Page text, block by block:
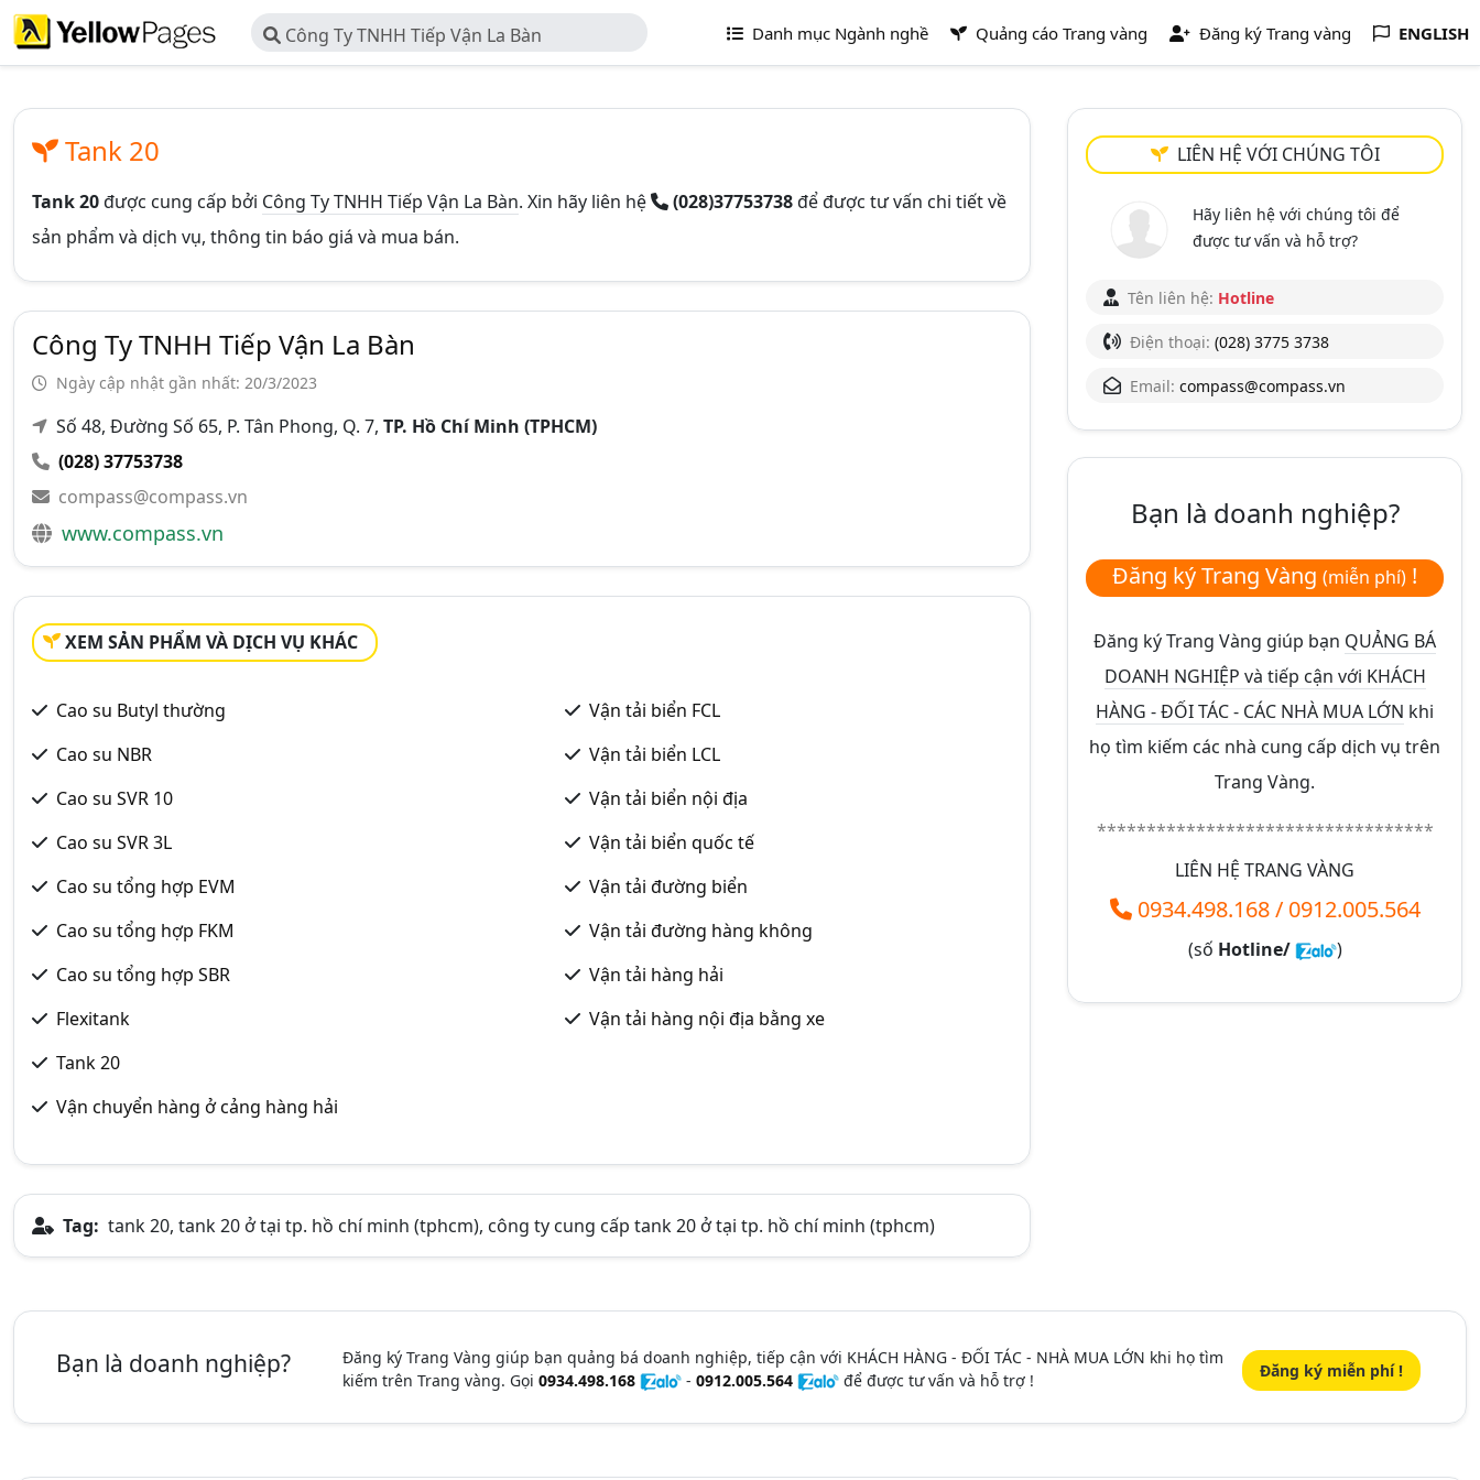
Công Ty TNHH Tiếp Vận La Bàn Danh mục Ngành nghề Quảng cáo Trang vàng Đăng ký Trang vàng ENGLISH
Tank 20
Tank 20được cung cấp bởi Công Ty TNHH Tiếp Vận La Bàn. Xin hãy liên hệ (028)37753738để được tư vấn chi tiết về
sản phẩm và dịch vụ, thông tin báo giá và mua bán.
Công Ty TNHH Tiếp Vận La Bàn
Ngày cập nhật gần nhất: 20/3/2023
Số 48, Đường Số 65, P. Tân Phong, Q. 7, TP. Hồ Chí Minh (TPHCM)
(028) 37753738
compass@compass.vn
www.compass.vn
XEM SẢN PHẨM VÀ DỊCH VỤ KHÁC
Cao su Butyl thường
Cao su NBR
Cao su SVR 10
Cao su SVR 3L
Cao su tổng hợp EVM
Cao su tổng hợp FKM
Cao su tổng hợp SBR
Flexitank
Tank 20
Vận chuyển hàng ở cảng hàng hải
Vận tải biển FCL
Vận tải biển LCL
Vận tải biển nội địa
Vận tải biển quốc tế
Vận tải đường biển
Vận tải đường hàng không
Vận tải hàng hải
Vận tải hàng nội địa bằng xe
Tag: tank 20, tank 20 ở tại tp. hồ chí minh (tphcm), công ty cung cấp tank 20 ở tại tp. hồ chí minh (tphcm)
LIÊN HỆ VỚI CHÚNG TÔI
Hãy liên hệ với chúng tôi để
được tư vấn và hỗ trợ?
Tên liên hệ: Hotline
Điện thoại: (028) 3775 3738
Email: compass@compass.vn
Bạn là doanh nghiệp?
Đăng ký Trang Vàng (miễn phí) !
Đăng ký Trang Vàng giúp bạn QUẢNG BÁ
DOANH NGHIỆP và tiếp cận với KHÁCH
HÀNG - ĐỐI TÁC - CÁC NHÀ MUA LỚN khi
họ tìm kiếm các nhà cung cấp dịch vụ trên
Trang Vàng.
**********************************
LIÊN HỆ TRANG VÀNG
0934.498.168/ 0912.005.564
(số Hotline/ )
Bạn là doanh nghiệp?
Đăng ký Trang Vàng giúp bạn quảng bá doanh nghiệp, tiếp cận với KHÁCH HÀNG - ĐỐI TÁC - NHÀ MUA LỚN khi họ tìm
kiếm trên Trang vàng. Gọi 0934.498.168 - 0912.005.564 để được tư vấn và hỗ trợ ! Đăng ký miễn phí !